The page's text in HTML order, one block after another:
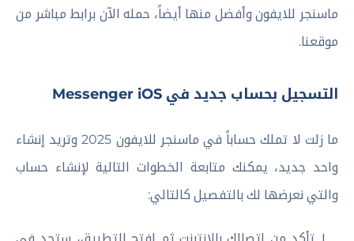
ماسنجر للايفون وأفضل منها أيضاً، حمله الآن برابط مباشر من
موقعنا.
التسجيل بحساب جديد في Messenger iOS
ما زلت لا تملك حساباً في ماسنجر للايفون 2025 وتريد إنشاء
واحد جديد، يمكنك متابعة الخطوات التالية لإنشاء حساب
والتي نعرضها لك بالتفصيل كالتالي: